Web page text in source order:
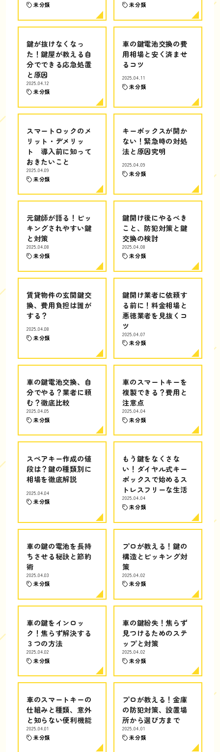
未分類 未分類
鍵が抜けなくなっ
た！鍵屋が教える自
分でできる応急処置
と原因
2025.04.12
未分類
車の鍵電池交換の費
用相場と安く済ませ
るコツ
2025.04.11
未分類
スマートロックのメ
リット・デメリッ
ト 導入前に知って
おきたいこと
2025.04.09
未分類
キーボックスが開か
ない！緊急時の対処
法と原因究明
2025.04.09
未分類
元鍵師が語る！ピッ
キングされやすい鍵
と対策
2025.04.08
未分類
鍵開け後にやるべき
こと、防犯対策と鍵
交換の検討
2025.04.08
未分類
賃貸物件の玄関鍵交
換、費用負担は誰が
する？
2025.04.08
未分類
鍵開け業者に依頼す
る前に！料金相場と
悪徳業者を見抜くコ
ツ
2025.04.07
未分類
車の鍵電池交換、自
分でやる？業者に頼
む？徹底比較
2025.04.05
未分類
車のスマートキーを
複製できる？費用と
注意点
2025.04.04
未分類
スペアキー作成の値
段は？鍵の種類別に
相場を徹底解説
2025.04.04
未分類
もう鍵をなくさな
い！ダイヤル式キー
ボックスで始めるス
トレスフリーな生活
2025.04.04
未分類
車の鍵の電池を長持
ちさせる秘訣と節約
術
2025.04.03
未分類
プロが教える！鍵の
構造とピッキング対
策
2025.04.02
未分類
車の鍵をインロッ
ク！焦らず解決する
３つの方法
2025.04.02
未分類
車の鍵紛失！焦らず
見つけるためのステ
ップと対策
2025.04.02
未分類
車のスマートキーの
仕組みと種類、意外
と知らない便利機能
2025.04.01
未分類
プロが教える！金庫
の防犯対策、設置場
所から選び方まで
2025.04.01
未分類